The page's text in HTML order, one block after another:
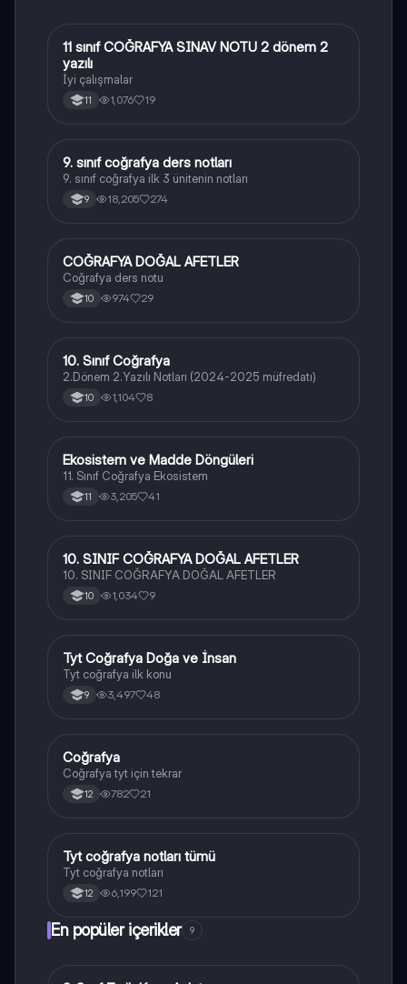
Coğrafya
11 sınıf COĞRAFYA SINAV NOTU 2 dönem 2
yazılı
İyi çalışmalar
11 1,076 19
Coğrafya
9. sınıf coğrafya ders notları
9. sınıf coğrafya ilk 3 ünitenin notları
9 18,205 274
Coğrafya
COĞRAFYA DOĞAL AFETLER
Coğrafya ders notu
10 974 29
Coğrafya
10. Sınıf Coğrafya
2.Dönem 2.Yazılı Notları (2024-2025 müfredatı)
10 1,104 8
Coğrafya
Ekosistem ve Madde Döngüleri
11. Sınıf Coğrafya Ekosistem
11 3,205 41
Coğrafya
10. SINIF COĞRAFYA DOĞAL AFETLER
10. SINIF COĞRAFYA DOĞAL AFETLER
10 1,034 9
Coğrafya
Tyt Coğrafya Doğa ve İnsan
Tyt coğrafya ilk konu
9 3,497 48
Coğrafya
Coğrafya
Coğrafya tyt için tekrar
12 782 21
Coğrafya
Tyt coğrafya notları tümü
Tyt coğrafya notları
12 6,199 121
En popüler içerikler 9